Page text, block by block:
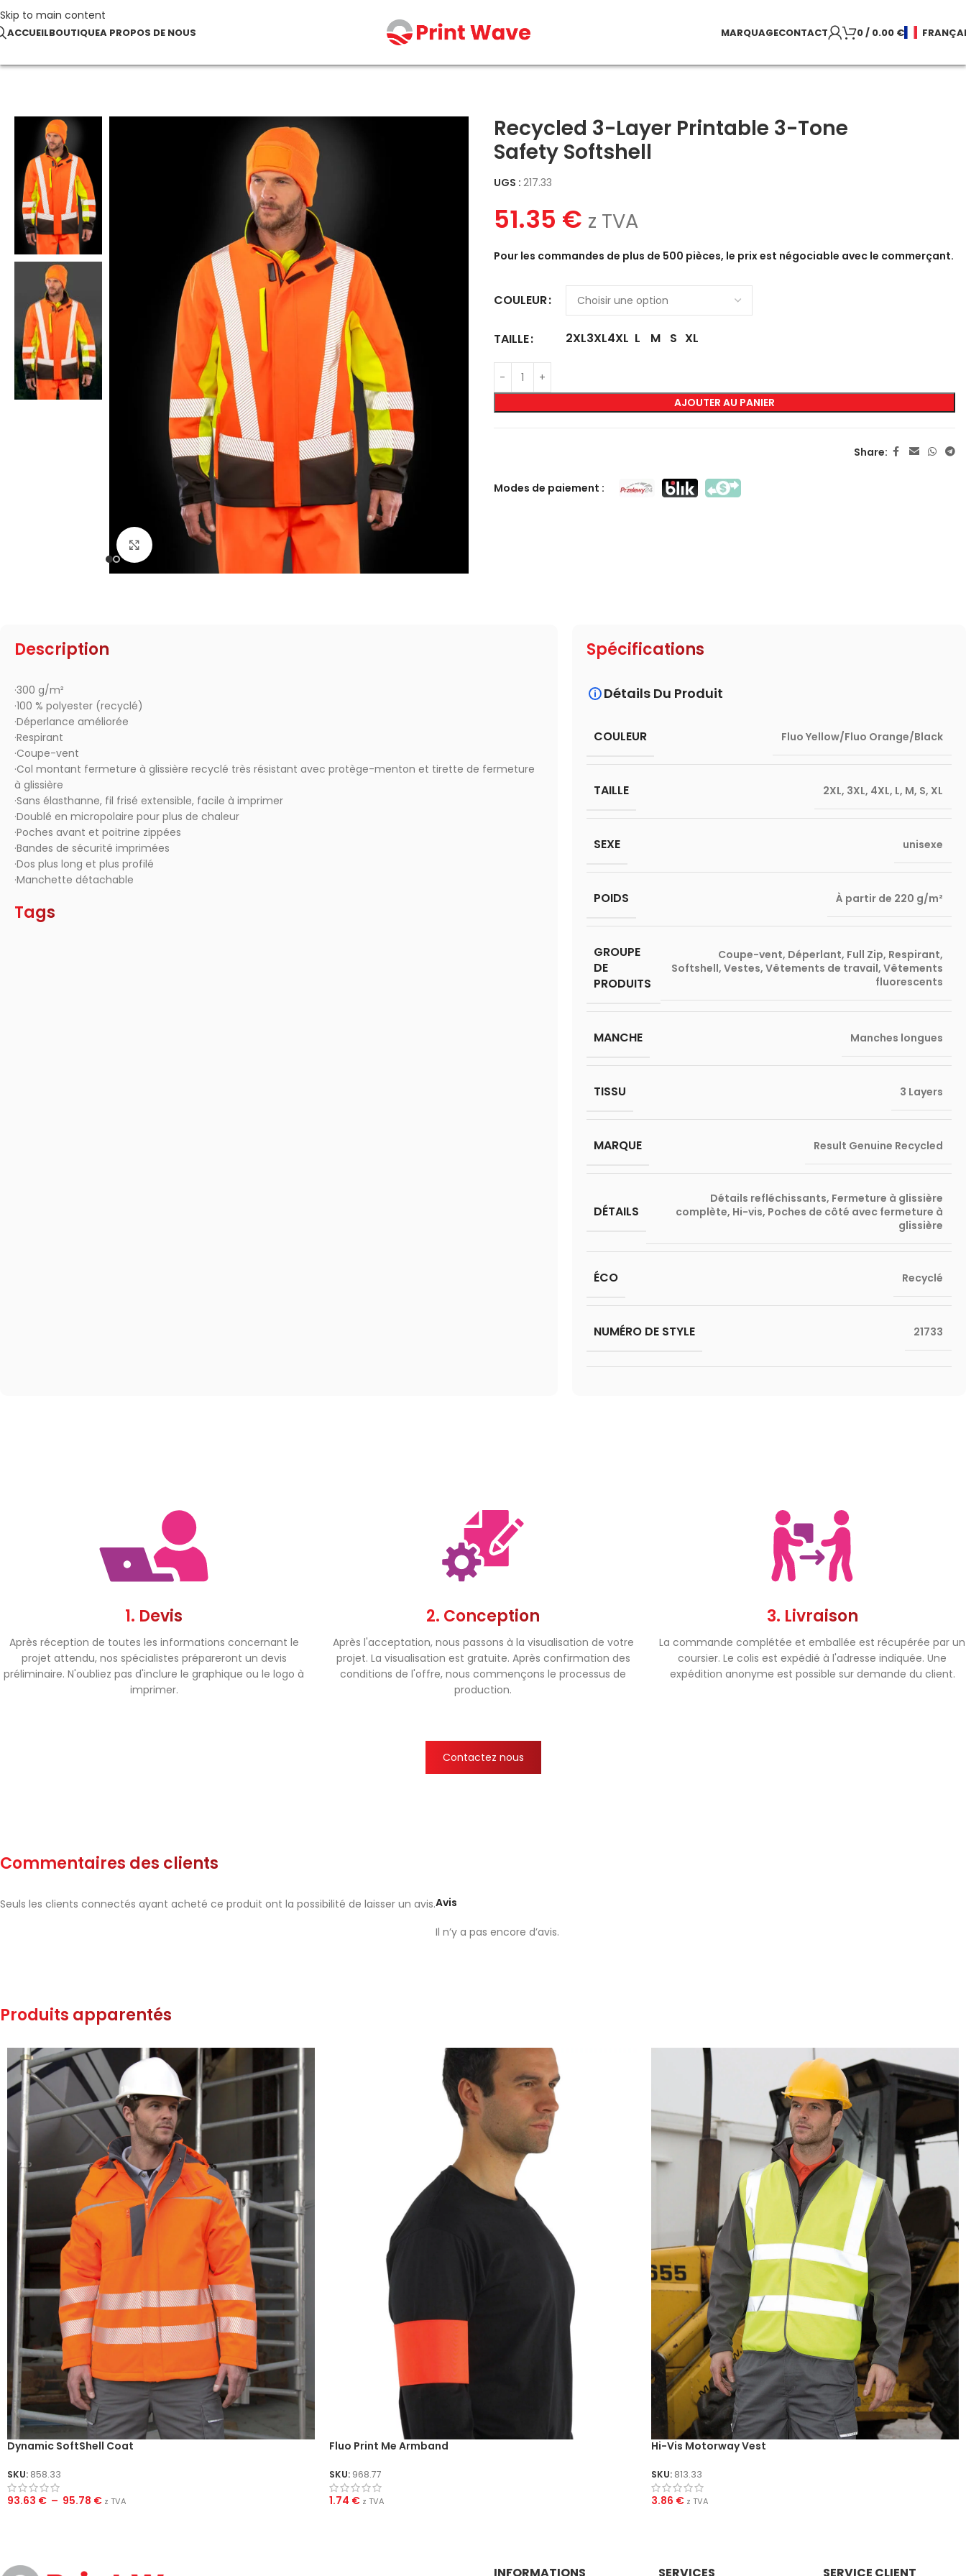
Skip to main content
ACCUEILBOUTIQUEA PROPOS DE NOUS MARQUAGE
Sérigraphie Transfert
Sérigraphie Directe
CONTACT 0/ 0.00 €
Click to enlarge
Recycled 3-Layer Printable 3-Tone
Safety Softshell
UGS : 217.33
51.35 € z TVA
Pour les commandes de plus de 500 pièces, le prix est négociable avec le commerçant.
COULEUR
TAILLE 2XL3XL4XL L M S XL
AJOUTER AU PANIER
Share:
Modes de paiement :
Description
·300 g/m²
·100 % polyester (recyclé)
·Déperlance améliorée
·Respirant
·Coupe-vent
·Col montant fermeture à glissière recyclé très résistant avec protège-menton et tirette de fermeture
à glissière
·Sans élasthanne, fil frisé extensible, facile à imprimer
·Doublé en micropolaire pour plus de chaleur
·Poches avant et poitrine zippées
·Bandes de sécurité imprimées
·Dos plus long et plus profilé
·Manchette détachable
Tags
Spécifications
Détails Du Produit
COULEUR Fluo Yellow/Fluo Orange/Black
TAILLE 2XL, 3XL, 4XL, L, M, S, XL
SEXE unisexe
POIDS À partir de 220 g/m²
GROUPE
DE
PRODUITS
Coupe-vent, Déperlant, Full Zip, Respirant,
Softshell, Vestes, Vêtements de travail, Vêtements
fluorescents
MANCHE Manches longues
TISSU 3 Layers
MARQUE Result Genuine Recycled
DÉTAILS
Détails refléchissants, Fermeture à glissière
complète, Hi-vis, Poches de côté avec fermeture à
glissière
ÉCO Recyclé
NUMÉRO DE STYLE 21733
1. Devis
Après réception de toutes les informations concernant le
projet attendu, nos spécialistes prépareront un devis
préliminaire. N'oubliez pas d'inclure le graphique ou le logo à
imprimer.
2. Conception
Après l'acceptation, nous passons à la visualisation de votre
projet. La visualisation est gratuite. Après confirmation des
conditions de l'offre, nous commençons le processus de
production.
3. Livraison
La commande complétée et emballée est récupérée par un
coursier. Le colis est expédié à l'adresse indiquée. Une
expédition anonyme est possible sur demande du client.
Contactez nous
Commentaires des clients
Avis
Il n’y a pas encore d’avis.
Seuls les clients connectés ayant acheté ce produit ont la possibilité de laisser un avis.
Produits apparentés
Dynamic SoftShell Coat
SKU: 858.33
93.63 € – 95.78 € z TVA
Fluo Print Me Armband
SKU: 968.77
1.74 € z TVA
Hi-Vis Motorway Vest
SKU: 813.33
3.86 € z TVA
INFORMATIONS SERVICES SERVICE CLIENT